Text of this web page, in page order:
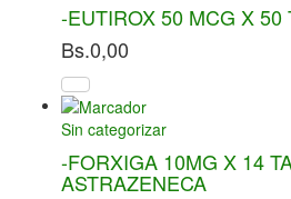
-EUTIROX 50 MCG X 50
Bs.0,00
Sin categorizar
-FORXIGA 10MG X 14
ASTRAZENECA